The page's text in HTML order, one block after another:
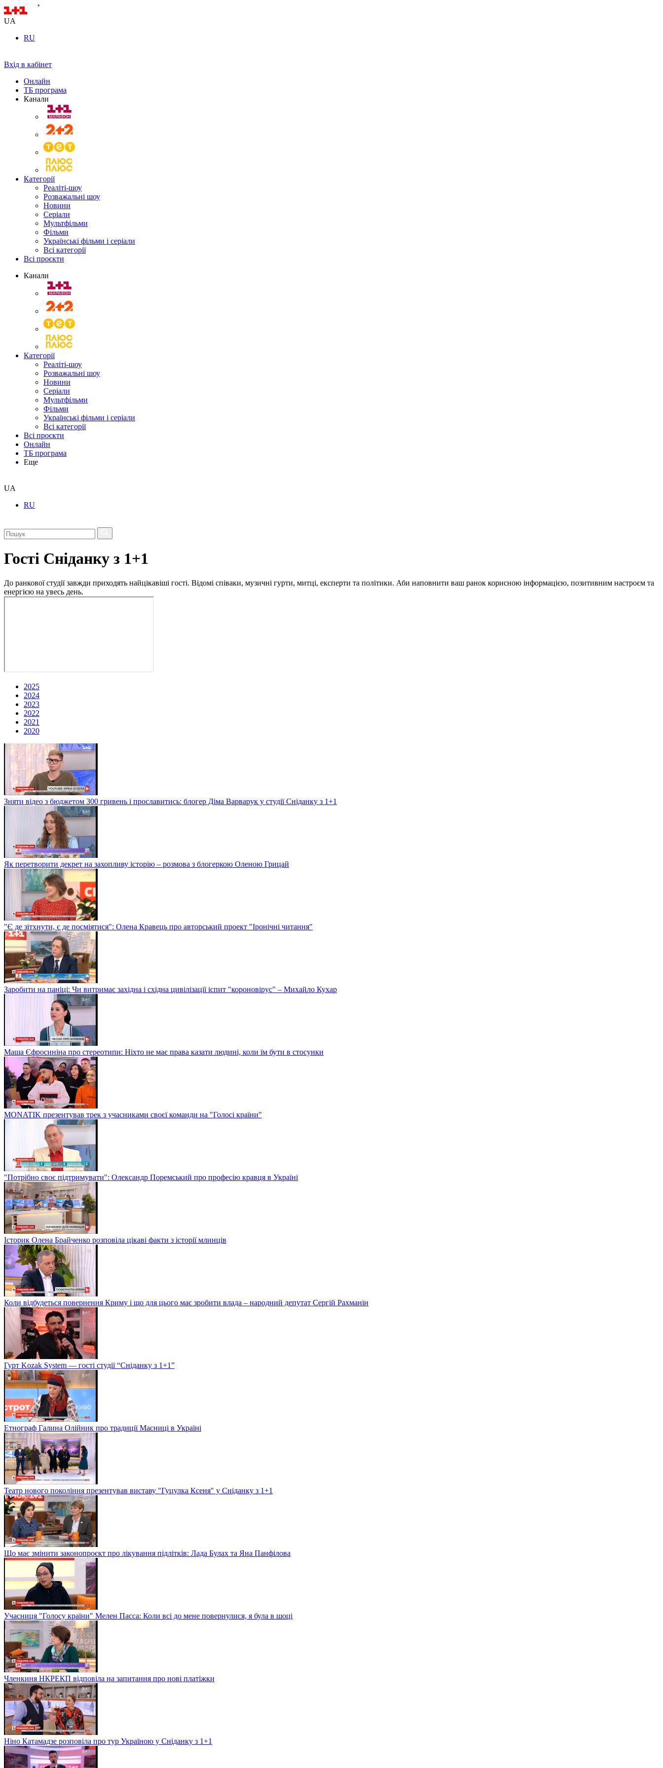
UA
RU
Вхід в кабінет
Онлайн
ТБ програма
Канали
Категорії
Реаліті-шоу
Розважальні шоу
Новини
Серіали
Мультфільми
Фільми
Українські фільми і серіали
Всі категорії
Всі проєкти
Канали
Категорії
Реаліті-шоу
Розважальні шоу
Новини
Серіали
Мультфільми
Фільми
Українські фільми і серіали
Всі категорії
Всі проєкти
Онлайн
ТБ програма
Еще
UA
RU
Гості Сніданку з 1+1
До ранкової студії завжди приходять найцікавіші гості. Відомі співаки, музичні гурти, митці, експерти та політики. Аби наповнити ваш ранок корисною інформацією, позитивним настроєм та
енергією на увесь день.
2025
2024
2023
2022
2021
2020
Зняти відео з бюджетом 300 гривень і прославитись: блогер Діма Варварук у студії Сніданку з 1+1
Як перетворити декрет на захопливу історію – розмова з блогеркою Оленою Грицай
"Є де зітхнути, є де посміятися": Олена Кравець про авторський проект "Іронічні читання"
Заробити на паніці: Чи витримає західна і східна цивілізації іспит "короновірус" – Михайло Кухар
Маша Єфросиніна про стереотипи: Ніхто не має права казати людині, коли їм бути в стосунки
MONATIK презентував трек з учасниками своєї команди на "Голосі країни"
"Потрібно своє підтримувати": Олександр Поремський про професію кравця в Україні
Історик Олена Брайченко розповіла цікаві факти з історії млинців
Коли відбудеться повернення Криму і що для цього має зробити влада – народний депутат Сергій Рахманін
Гурт Kozak System — гості студії “Сніданку з 1+1”
Етнограф Галина Олійник про традиції Масниці в Україні
Театр нового покоління презентував виставу "Гуцулка Ксеня" у Сніданку з 1+1
Що має змінити законопроєкт про лікування підлітків: Лада Булах та Яна Панфілова
Учасниця "Голосу країни" Мелен Пасса: Коли всі до мене повернулися, я була в шоці
Членкиня НКРЕКП відповіла на запитання про нові платіжки
Ніно Катамадзе розповіла про тур Україною у Сніданку з 1+1